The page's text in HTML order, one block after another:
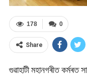
0
178
Share
গুৱাহাটী মহানগৰীত কৰ্মৰত